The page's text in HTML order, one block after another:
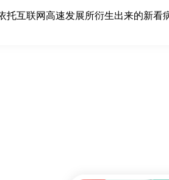
托互联网高速发展所衍生出来的新